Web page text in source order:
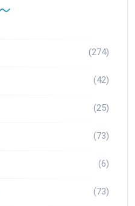
(274)
(42)
(25)
(73)
(6)
(73)